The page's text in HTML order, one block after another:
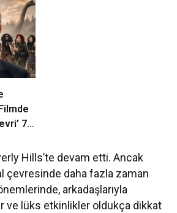
7
Hills’te devam etti. Ancak
çevresinde daha fazla zaman
arkadaşlarıyla
ve lüks etkinlikler oldukça dikkat